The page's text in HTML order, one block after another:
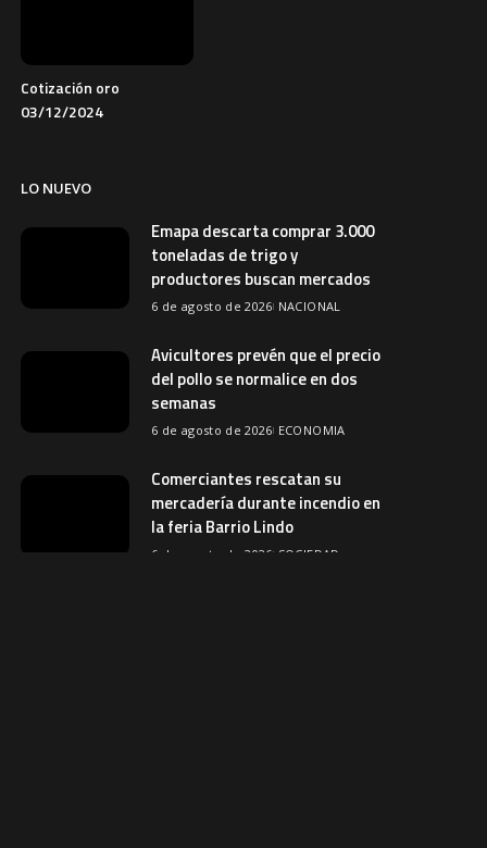
Cotización oro
03/12/2024
LO NUEVO
Emapa descarta comprar 3.000
toneladas de trigo y
productores buscan mercados
6 de agosto de 2026 NACIONAL
Avicultores prevén que el precio
del pollo se normalice en dos
semanas
6 de agosto de 2026 ECONOMIA
Comerciantes rescatan su
mercadería durante incendio en
la feria Barrio Lindo
6 de agosto de 2026 SOCIEDAD